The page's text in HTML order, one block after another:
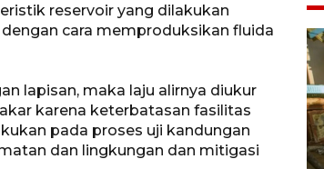
reservoir yang dilakukan
cara memproduksikan fluida
lapisan, maka laju alirnya diukur
karena keterbatasan fasilitas
pada proses uji kandungan
dan lingkungan dan mitigasi